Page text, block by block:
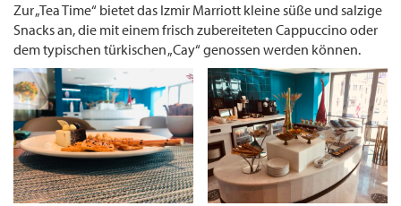
Zur „Tea Time“ bietet das Izmir Marriott kleine süße und salzige
Snacks an, die mit einem frisch zubereiteten Cappuccino oder
dem typischen türkischen „Cay“ genossen werden können.